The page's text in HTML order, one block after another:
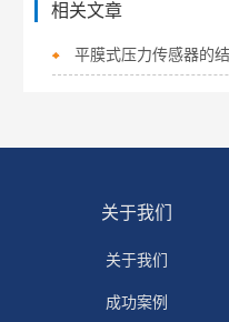
相关文章
平膜式压力传感器的
关于我们
关于我们
成功案例